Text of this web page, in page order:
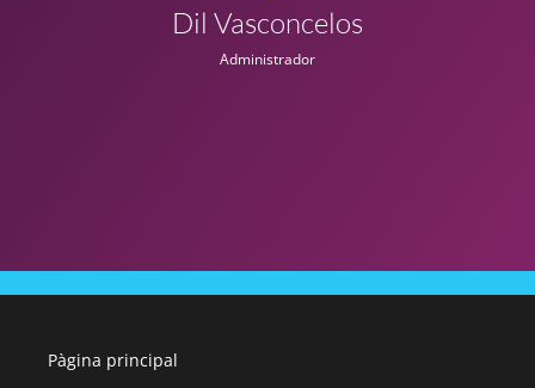
Dil Vasconcelos
Administrador
Pàgina principal